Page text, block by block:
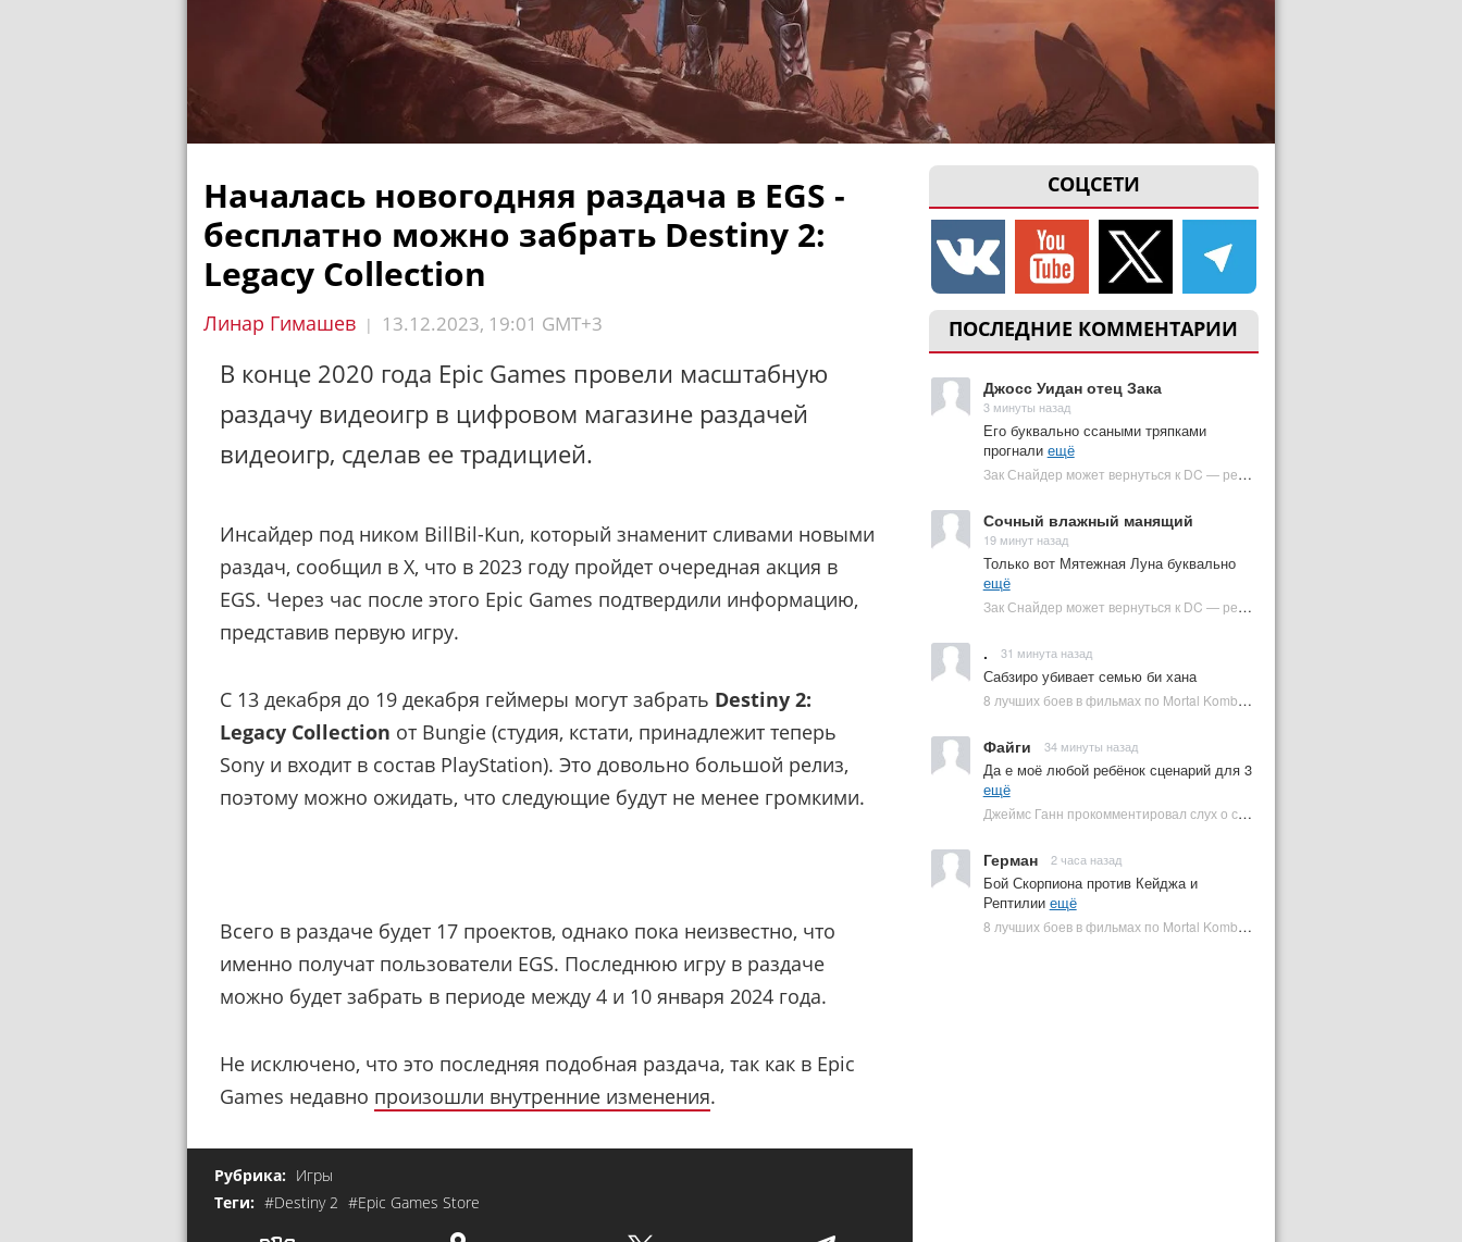
СОЦСЕТИ
ПОСЛЕДНИЕ КОММЕНТАРИИ
Джосс Уидан отец Зака
3 минуты назад
Его буквально ссаными тряпками
прогнали ещё
Зак Снайдер может вернуться к DC — режиссер общался с Warner Bros. (фото) | Plugged In Ru
Сочный влажный манящий
19 минут назад
Только вот Мятежная Луна буквально
ещё
Зак Снайдер может вернуться к DC — режиссер общался с Warner Bros. (фото) | Plugged In Ru
. 31 минута назад
Сабзиро убивает семью би хана
8 лучших боев в фильмах по Mortal Kombat: от «Смертельной битвы» до «Мортал Комбат 2» | Plugged In Ru
Файги 34 минуты назад
Да е моё любой ребёнок сценарий для 3
ещё
Джеймс Ганн прокомментировал слух о съемках «Бэтмена 3» | Plugged In Ru
Герман 2 часа назад
Бой Скорпиона против Кейджа и
Рептилии ещё
8 лучших боев в фильмах по Mortal Kombat: от «Смертельной битвы» до «Мортал Комбат 2» | Plugged In Ru
Началась новогодняя раздача в EGS -
бесплатно можно забрать Destiny 2:
Legacy Collection
Линар Гимашев | 13.12.2023, 19:01 GMT+3
В конце 2020 года Epic Games провели масштабную
раздачу видеоигр в цифровом магазине раздачей
видеоигр, сделав ее традицией.
Инсайдер под ником BillBil-Kun, который знаменит сливами новыми
раздач, сообщил в X, что в 2023 году пройдет очередная акция в
EGS. Через час после этого Epic Games подтвердили информацию,
представив первую игру.
С 13 декабря до 19 декабря геймеры могут забрать Destiny 2:
Legacy Collection от Bungie (студия, кстати, принадлежит теперь
Sony и входит в состав PlayStation). Это довольно большой релиз,
поэтому можно ожидать, что следующие будут не менее громкими.
Всего в раздаче будет 17 проектов, однако пока неизвестно, что
именно получат пользователи EGS. Последнюю игру в раздаче
можно будет забрать в периоде между 4 и 10 января 2024 года.
Не исключено, что это последняя подобная раздача, так как в Epic
Games недавно произошли внутренние изменения.
Рубрика: Игры
Теги: #Destiny 2 #Epic Games Store